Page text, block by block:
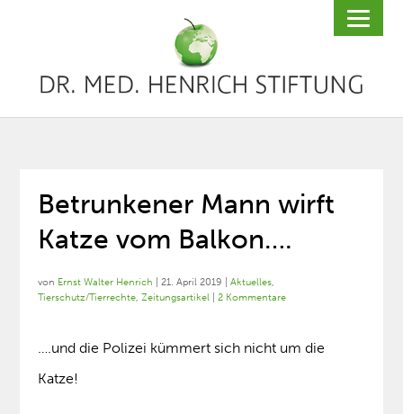
Betrunkener Mann wirft
Katze vom Balkon….
von Ernst Walter Henrich |21. April 2019 |Aktuelles,
Tierschutz/Tierrechte,Zeitungsartikel |2 Kommentare
….und die Polizei kümmert sich nicht um die
Katze!